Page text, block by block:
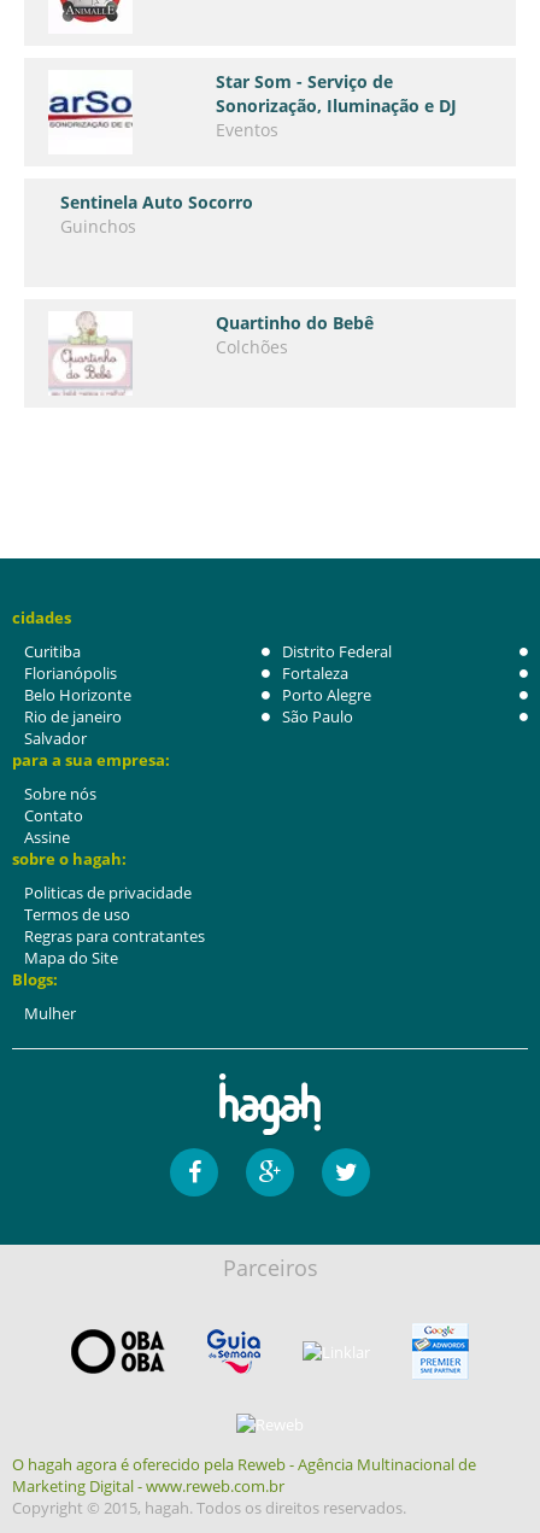
Star Som - Serviço de
Sonorização, Iluminação e DJ
Eventos
Sentinela Auto Socorro
Guinchos
Quartinho do Bebê
Colchões
cidades
Curitiba
Distrito Federal
Florianópolis
Fortaleza
Belo Horizonte
Porto Alegre
Rio de janeiro
São Paulo
Salvador
para a sua empresa:
Sobre nós
Contato
Assine
sobre o hagah:
Politicas de privacidade
Termos de uso
Regras para contratantes
Mapa do Site
Blogs:
Mulher
Parceiros
O hagah agora é oferecido pela Reweb - Agência Multinacional de
Marketing Digital - www.reweb.com.br
Copyright © 2015, hagah. Todos os direitos reservados.